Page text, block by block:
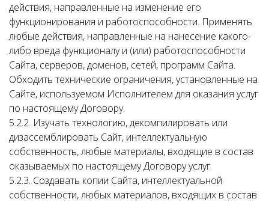
действия, направленные на изменение его
функционирования и работоспособности. Применять
любые действия, направленные на нанесение какого-
либо вреда функционалу и (или) работоспособности
Сайта, серверов, доменов, сетей, программ Сайта.
Обходить технические ограничения, установленные на
Сайте, используемом Исполнителем для оказания услуг
по настоящему Договору.
5.2.2. Изучать технологию, декомпилировать или
дизассемблировать Сайт, интеллектуальную
собственность, любые материалы, входящие в состав
оказываемых по настоящему Договору услуг.
5.2.3. Создавать копии Сайта, интеллектуальной
собственности, любых материалов, входящих в состав